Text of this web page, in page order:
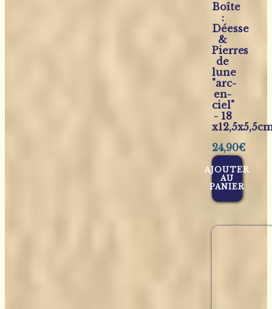
Boîte
:
Déesse
&
Pierres
de
lune
"arc-
en-
ciel"
- 18
24,90€
AJOUTER
AU
PANIER